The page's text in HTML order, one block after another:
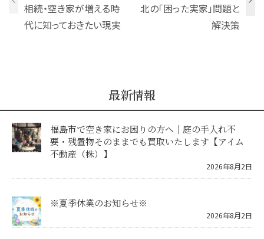
相続・空き家が増える時
代に知っておきたい現実
北の「困った実家」問題と
解決策
最新情報
福島市で空き家にお困りの方へ｜庭の手入れ不
要・残置物そのままでも買取いたします【アイム
不動産（株）】
2026年8月2日
※夏季休業のお知らせ※
2026年8月2日